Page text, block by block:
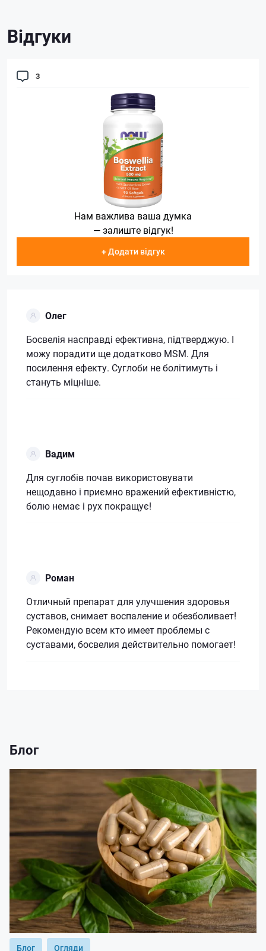
Відгуки
3
Нам важлива ваша думка
— залиште відгук!
+ Додати відгук
Олег
Босвелія насправді ефективна, підтверджую. І
можу порадити ще додатково MSM. Для
посилення ефекту. Суглоби не болітимуть і
стануть міцніше.
Вадим
Для суглобів почав використовувати
нещодавно і приємно вражений ефективністю,
болю немає і рух покращує!
Роман
Отличный препарат для улучшения здоровья
суставов, снимает воспаление и обезболивает!
Рекомендую всем кто имеет проблемы с
суставами, босвелия действительно помогает!
Блог
Блог Огляди